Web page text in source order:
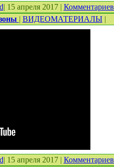
| 15 апреля 2017 | Комментариев
| ВИДЕОМАТЕРИАЛЫ|
| 15 апреля 2017 | Комментариев